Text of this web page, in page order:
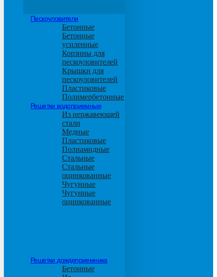
Пескоуловители
Бетонные
Бетонные
усиленные
Корзины для
пескоуловителей
Крышки для
пескоуловителей
Пластиковые
Полимербетонные
Решетки водоприемные
Из нержавеющей
стали
Медные
Пластиковые
Полиамидные
Стальные
Стальные
оцинкованные
Чугунные
Чугунные
оцинкованные
Решетки дождеприемника
Бетонные